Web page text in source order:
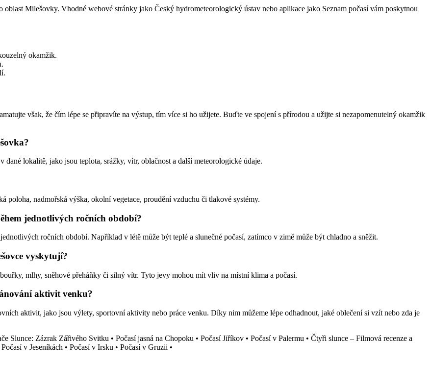
Milešovky. Vhodné webové stránky jako Český hydrometeorologický ústav nebo aplikace jako Seznam počasí vám poskytnou
okamžik.
však, že čím lépe se připravíte na výstup, tím více si ho užijete. Buďte ve spojení s přírodou a užijte si nezapomenutelný okamžik
lokalitě, jako jsou teplota, srážky, vítr, oblačnost a další meteorologické údaje.
nadmořská výška, okolní vegetace, proudění vzduchu či tlakové systémy.
jednotlivých ročních období?
ročních období. Například v létě může být teplé a slunečné počasí, zatímco v zimě může být chladno a sněžit.
vyskytují?
mlhy, sněhové přeháňky či silný vítr. Tyto jevy mohou mít vliv na místní klima a počasí.
aktivit venku?
aktivit, jako jsou výlety, sportovní aktivity nebo práce venku. Díky nim můžeme lépe odhadnout, jaké oblečení si vzít nebo zda je
Slunce: Zázrak Zářivého Svitku • Počasí jasná na Chopoku • Počasí Jiříkov • Počasí v Palermu • Čtyři slunce – Filmová recenze a
Počasí v Jeseníkách • Počasí v Irsku • Počasí v Gruzii •